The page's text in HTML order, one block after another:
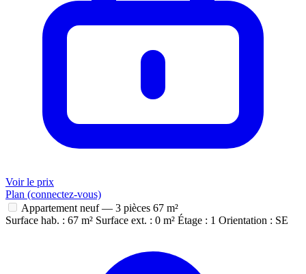
Voir le prix
Plan (connectez-vous)
Appartement neuf — 3 pièces 67 m²
Surface hab. : 67 m² Surface ext. : 0 m² Étage : 1 Orientation : SE